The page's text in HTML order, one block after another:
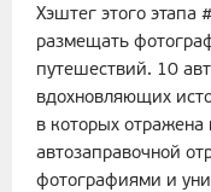
Хэштег этого этапа
размещать
путешествий. 10
вдохновляющих
в которых отражена
автозаправочной
фотографиями и